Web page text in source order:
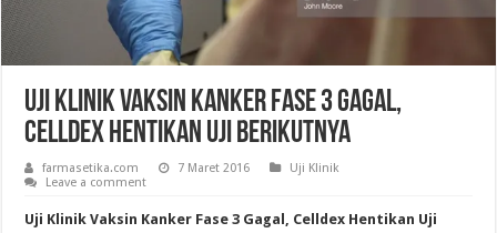
Uji Klinik Vaksin Kanker Fase 3 Gagal,
Celldex Hentikan Uji Berikutnya
farmasetika.com 7 Maret 2016
Uji Klinik
Leave a comment
Uji Klinik Vaksin Kanker Fase 3 Gagal, Celldex Hentikan Uji